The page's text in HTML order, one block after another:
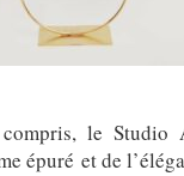
le Studio
épuré et de